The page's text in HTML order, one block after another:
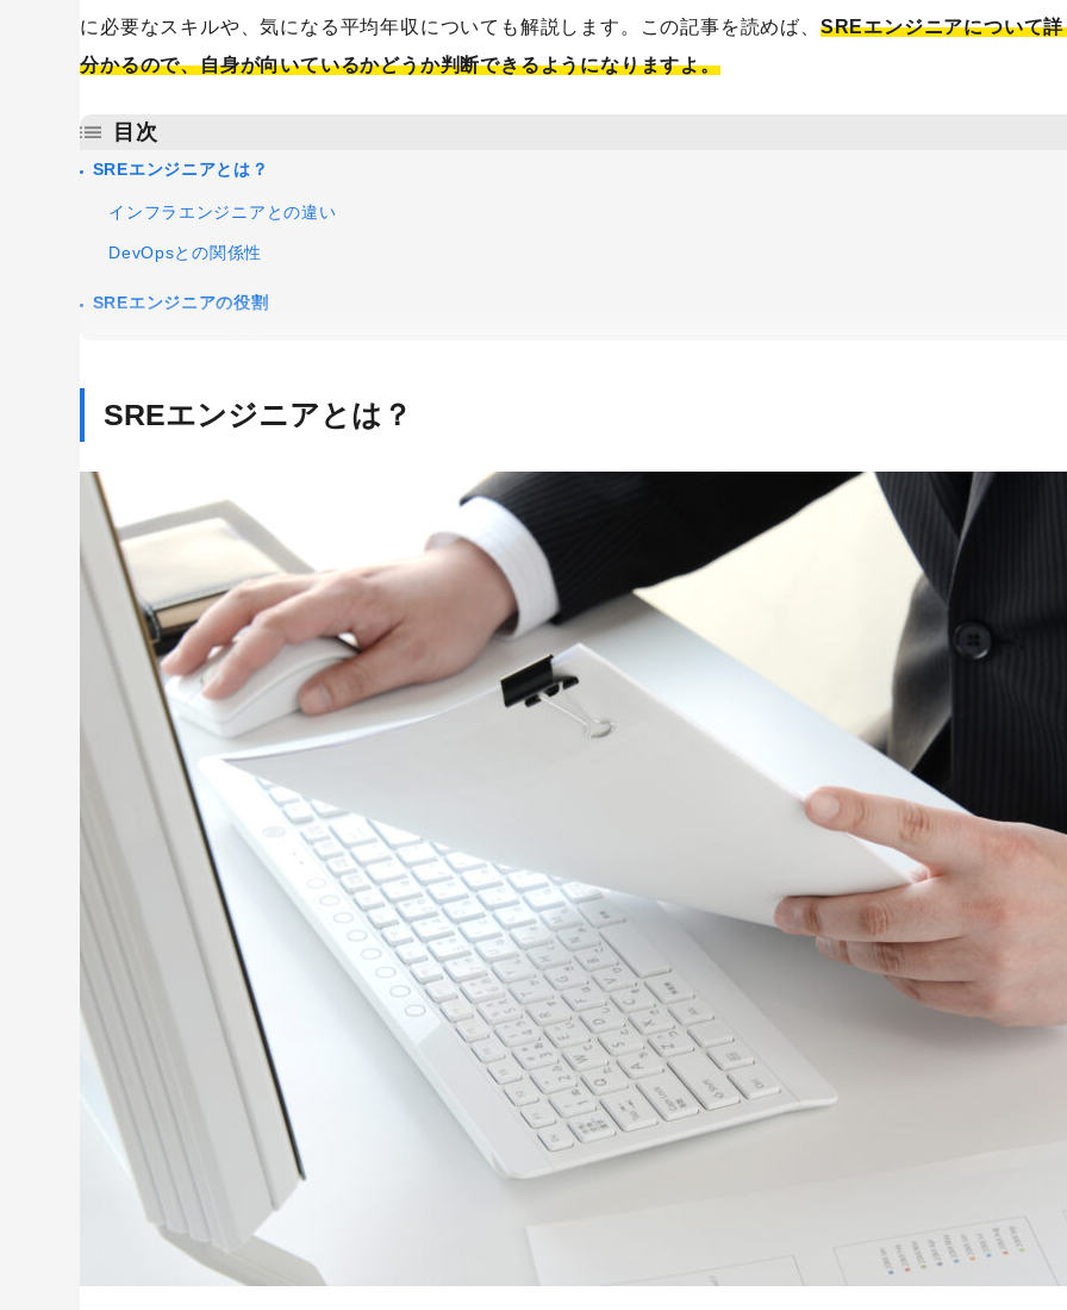
キーワードから記事を検索 カテゴリーから記事を検索
検索する
に必要なスキルや、気になる平均年収についても解説します。この記事を読めば、 SREエンジニアについて
分かるので、自身が向いているかどうか判断できるようになりますよ。
目次
SREエンジニアとは？
インフラエンジニアとの違い
DevOpsとの関係性
SREエンジニアの役割
サービスの安定性を担保
SREエンジニアの主な仕事内容
運用業務の土台を整備
開発チームが自立できる環境整備
システムやクラウドなどの運用・自動化
プロダクトの高速リリース
リリース前のトラブルやバグの解消
SREエンジニアの将来性と平均年収
SREエンジニアの将来性は明るい
SREエンジニアの平均年収
SREエンジニアに必要な5つのスキル・知識
1.クラウドサーバーに関する知識
2.インフラ関連の知識とスキル
3.アプリケーション開発のスキル
4.セキュリティ関連の知識
5.コミュニケーションスキル
SREエンジニアを目指すうえで役立つ資格3選
1.DevOpsプロフェッショナル
2.Cisco認定資格
3.クラウドサービスの認定資格
SREエンジニアとは？